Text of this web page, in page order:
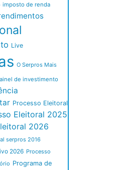
imposto de renda
Live
O Serpros Mais
de investimento
Processo Eleitoral
Eleitoral 2025
2026
serpros 2016
2026 Processo
Programa de